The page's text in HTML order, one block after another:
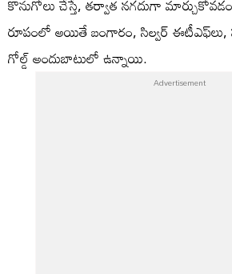
రూపంలో అయితే బంగారం, సిల్వర్‌ ఈటీఎఫ్‌లు,
గోల్డ్‌ అందుబాటులో ఉన్నాయి.